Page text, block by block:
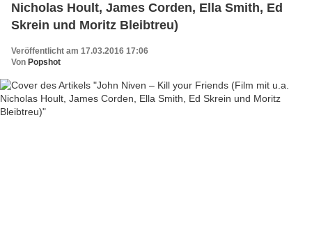
Nicholas Hoult, James Corden, Ella Smith, Ed
Skrein und Moritz Bleibtreu)
Veröffentlicht am 17.03.2016 17:06
Von Popshot